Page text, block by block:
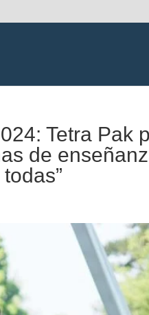
Tetra Pak
de